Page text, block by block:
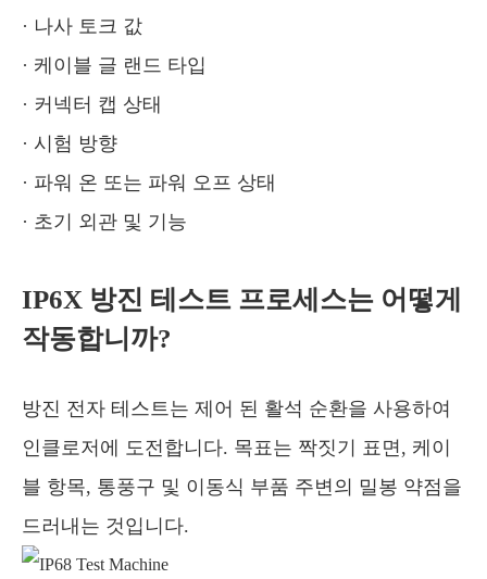
· 나사 토크 값
· 케이블 글 랜드 타입
· 커넥터 캡 상태
· 시험 방향
· 파워 온 또는 파워 오프 상태
· 초기 외관 및 기능
IP6X 방진 테스트 프로세스는 어떻게
작동합니까?
방진 전자 테스트는 제어 된 활석 순환을 사용하여
인클로저에 도전합니다. 목표는 짝짓기 표면, 케이
블 항목, 통풍구 및 이동식 부품 주변의 밀봉 약점을
드러내는 것입니다.